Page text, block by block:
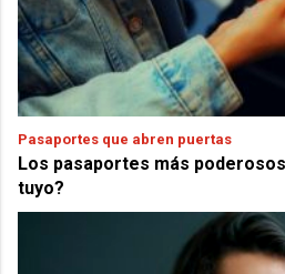
Pasaportes que abren puertas
Los pasaportes más
tuyo?